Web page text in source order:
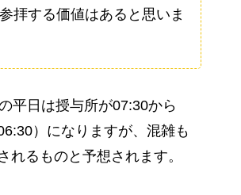
拝する価値はあると思いま
平日は授与所が07:30から
）になりますが、混雑も
れるものと予想されます。